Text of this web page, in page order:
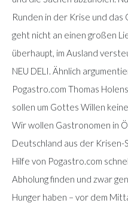
Runden in der Krise und
geht nicht an einen großen
überhaupt, im Ausland
NEU DELI. Ähnlich
Pogastro.com Thomas
sollen um Gottes Willen
Wir wollen Gastronomen in
Deutschland aus der Krisen-
Hilfe von Pogastro.com
Abholung finden und zwar
Hunger haben – vor dem